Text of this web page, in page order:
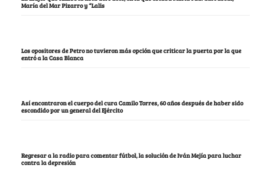
María del Mar Pizarro y “Lalis
Los opositores de Petro no tuvieron más opción que criticar la puerta por la que
entró a la Casa Blanca
Así encontraron el cuerpo del cura Camilo Torres, 60 años después de haber sido
escondido por un general del Ejército
Regresar a la radio para comentar fútbol, la solución de Iván Mejía para luchar
contra la depresión